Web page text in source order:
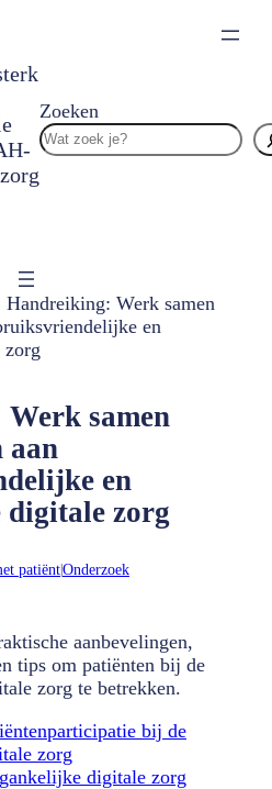
Zoeken
Handreiking: Werk samen
en
samen
aan
en
digitale zorg
patiënt|Onderzoek
aanbevelingen,
tips om patiënten bij de
zorg te betrekken.
bij de
zorg
digitale zorg